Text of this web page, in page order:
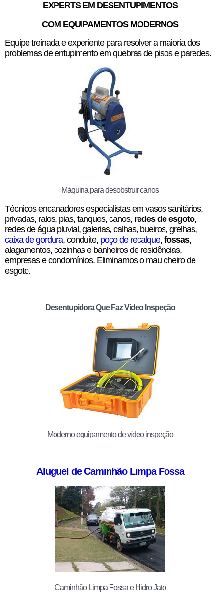
EXPERTS EM DESENTUPIMENTOS
COM EQUIPAMENTOS MODERNOS
Equipe treinada e experiente para resolver a maioria dos
problemas de entupimento em quebras de pisos e paredes.
Máquina para desobstruir canos
Técnicos encanadores especialistas em vasos sanitários,
privadas, ralos, pias, tanques, canos, redes de esgoto,
redes de água pluvial, galerias, calhas, bueiros, grelhas,
caixa de gordura, conduite, poço de recalque, fossas,
alagamentos, cozinhas e banheiros de residências,
empresas e condomínios. Eliminamos o mau cheiro de
esgoto.
Desentupidora Que Faz Vídeo Inspeção
Moderno equipamento de vídeo inspeção
Aluguel de Caminhão Limpa Fossa
Caminhão Limpa Fossa e Hidro Jato